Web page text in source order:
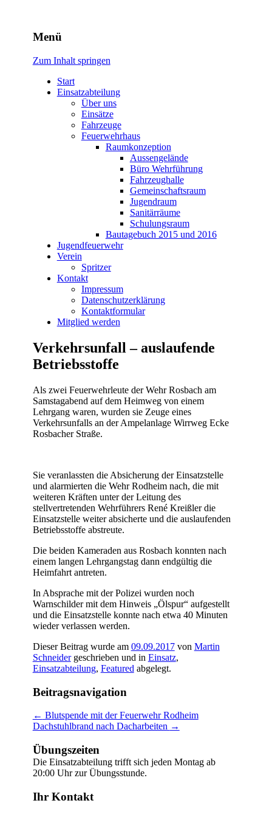
Freiwillige Feuerwehr
Rodheim v.d.H.
Menü
Zum Inhalt springen
Start
Einsatzabteilung
Über uns
Einsätze
Fahrzeuge
Feuerwehrhaus
Raumkonzeption
Aussengelände
Büro Wehrführung
Fahrzeughalle
Gemeinschaftsraum
Jugendraum
Sanitärräume
Schulungsraum
Bautagebuch 2015 und 2016
Jugendfeuerwehr
Verein
Spritzer
Kontakt
Impressum
Datenschutzerklärung
Kontaktformular
Mitglied werden
Verkehrsunfall – auslaufende
Betriebsstoffe
Als zwei Feuerwehrleute der Wehr Rosbach am
Samstagabend auf dem Heimweg von einem
Lehrgang waren, wurden sie Zeuge eines
Verkehrsunfalls an der Ampelanlage Wirrweg Ecke
Rosbacher Straße.
Sie veranlassten die Absicherung der Einsatzstelle
und alarmierten die Wehr Rodheim nach, die mit
weiteren Kräften unter der Leitung des
stellvertretenden Wehrführers René Kreißler die
Einsatzstelle weiter absicherte und die auslaufenden
Betriebsstoffe abstreute.
Die beiden Kameraden aus Rosbach konnten nach
einem langen Lehrgangstag dann endgültig die
Heimfahrt antreten.
In Absprache mit der Polizei wurden noch
Warnschilder mit dem Hinweis „Ölspur“ aufgestellt
und die Einsatzstelle konnte nach etwa 40 Minuten
wieder verlassen werden.
Dieser Beitrag wurde am 09.09.2017von Martin
Schneidergeschrieben und in Einsatz,
Einsatzabteilung, Featured abgelegt.
Beitragsnavigation
← Blutspende mit der Feuerwehr Rodheim
Dachstuhlbrand nach Dacharbeiten →
Übungszeiten
Die Einsatzabteilung trifft sich jeden Montag ab
20:00 Uhr zur Übungsstunde.
Ihr Kontakt